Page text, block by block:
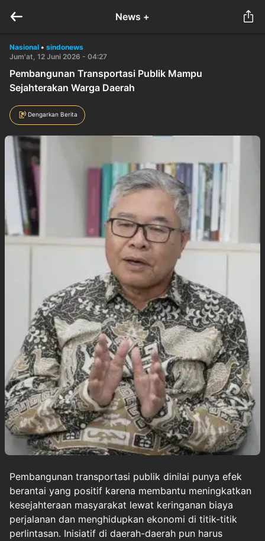
News +
Nasional • sindonews
Jum'at, 12 Juni 2026 - 04:27
Pembangunan Transportasi Publik Mampu
Sejahterakan Warga Daerah
Dengarkan Berita
Pembangunan transportasi publik dinilai punya efek
berantai yang positif karena membantu meningkatkan
kesejahteraan masyarakat lewat keringanan biaya
perjalanan dan menghidupkan ekonomi di titik-titik
perlintasan. Inisiatif di daerah-daerah pun harus